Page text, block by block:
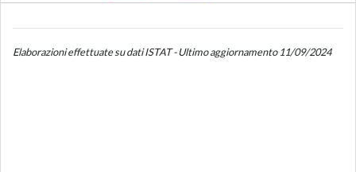
Elaborazioni effettuate su dati ISTAT - Ultimo aggiornamento 11/09/2024